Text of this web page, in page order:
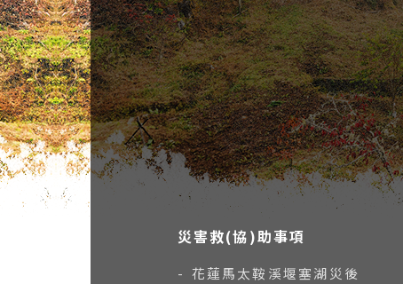
災害救(協)助事項
- 花蓮馬太鞍溪堰塞湖災後